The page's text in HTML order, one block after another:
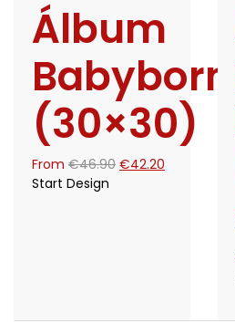
Álbum
Babyborn
(30×30)
From €46.90 O
€42.20
Start Design